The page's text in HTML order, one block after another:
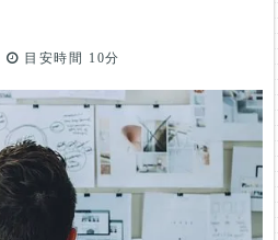
目安時間 10分